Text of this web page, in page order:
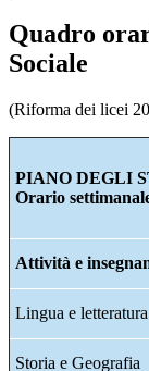
Quadro
Sociale
(Riforma dei licei
PIANO DEGLI
Orario
Attività e
Lingua e
Storia e Geografia